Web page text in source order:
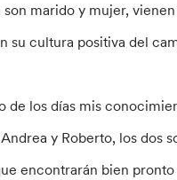
marido y mujer,
su cultura positiva del
los días mis
y Roberto, los dos
encontrarán bien